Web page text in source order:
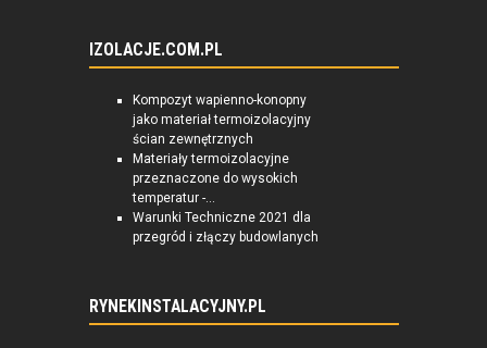
IZOLACJE.COM.PL
Kompozyt wapienno-konopny
jako materiał termoizolacyjny
ścian zewnętrznych
Materiały termoizolacyjne
przeznaczone do wysokich
temperatur -...
Warunki Techniczne 2021 dla
przegród i złączy budowlanych
RYNEKINSTALACYJNY.PL